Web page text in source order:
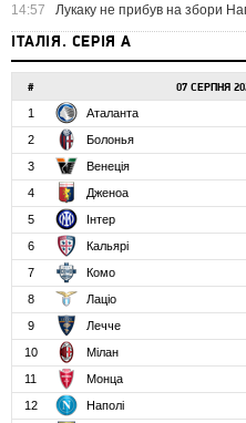
14:57 Лукаку не прибув на збори
ІТАЛІЯ. СЕРІЯ А
# 07 СЕРПНЯ
1 Аталанта
2
Болонья
3
Венеція
4
Дженоа
5
Інтер
6
Кальярі
7
Комо
8
Лаціо
9
Лечче
10
Мілан
11
Монца
12
Наполі